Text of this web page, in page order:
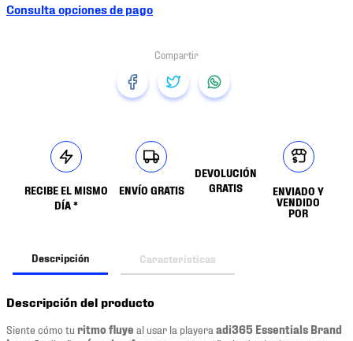
Consulta opciones de pago
RECIBE EL MISMO
DÍA *
ENVÍO GRATIS
DEVOLUCIÓN
GRATIS
ENVIADO Y
VENDIDO
POR
Descripción Características
Descripción del producto
Siente cómo tu ritmo fluye al usar la playera adi365 Essentials Brand